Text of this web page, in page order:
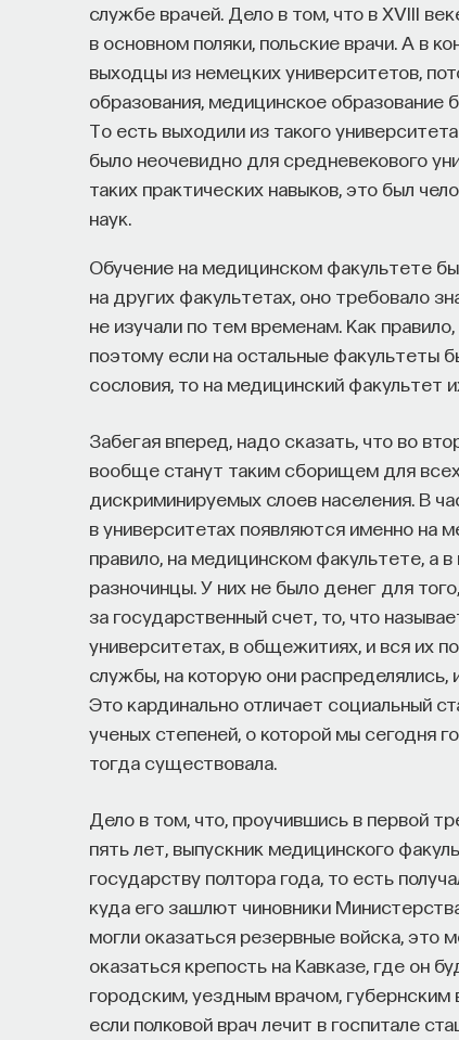
службе врачей. Дело в том, что в XVIII
в основном поляки, польские врачи. А в
выходцы из немецких университетов,
образования, медицинское образование
То есть выходили из такого
было неочевидно для средневекового
таких практических навыков, это был
наук.
Обучение на медицинском факультете
на других факультетах, оно требовало
не изучали по тем временам. Как
поэтому если на остальные факультеты
сословия, то на медицинский факультет
Забегая вперед, надо сказать, что во
вообще станут таким сборищем для
дискриминируемых слоев населения. В
в университетах появляются именно на
правило, на медицинском факультете, а
разночинцы. У них не было денег для
за государственный счет, то, что
университетах, в общежитиях, и вся их
службы, на которую они распределялись,
Это кардинально отличает социальный
ученых степеней, о которой мы сегодня
тогда существовала.
Дело в том, что, проучившись в первой
пять лет, выпускник медицинского
государству полтора года, то есть
куда его зашлют чиновники
могли оказаться резервные войска, это
оказаться крепость на Кавказе, где он
городским, уездным врачом, губернским
если полковой врач лечит в госпитале